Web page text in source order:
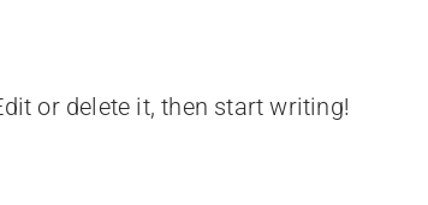
or delete it, then start writing!